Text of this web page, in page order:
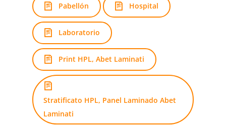
Pabellón Hospital
Laboratorio
Print HPL, Abet Laminati
Stratificato HPL, Panel Laminado Abet
Laminati